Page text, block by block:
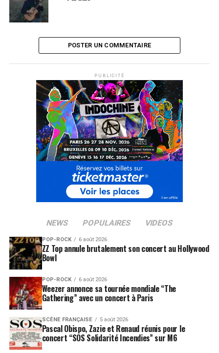
POSTER UN COMMENTAIRE
PUBLICITÉ
NEWS POPULAIRES VIDEOS
POP-ROCK 6 août 2026
ZZ Top annule brutalement son concert au Hollywood
Bowl
POP-ROCK 6 août 2026
Weezer annonce sa tournée mondiale “The
Gathering” avec un concert à Paris
SCÈNE FRANÇAISE 5 août 2026
Pascal Obispo, Zazie et Renaud réunis pour le
concert “SOS Solidarité Incendies” sur M6